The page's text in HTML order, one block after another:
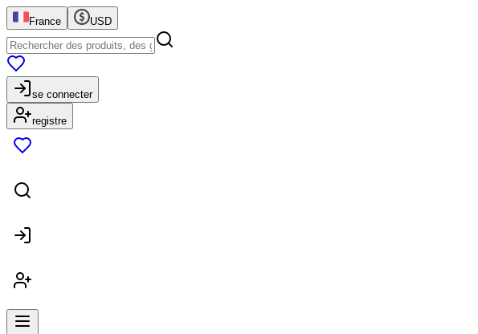
France USD
se connecter
registre